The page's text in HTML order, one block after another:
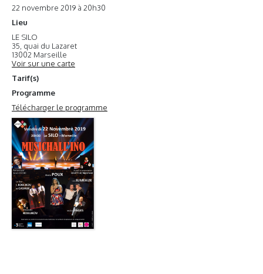
22 novembre 2019 à 20h30
Lieu
LE SILO
35, quai du Lazaret
13002 Marseille
Voir sur une carte
Tarif(s)
Programme
Télécharger le programme